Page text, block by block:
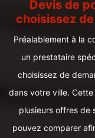
Devis de
choisissez
Préalablement à la
un prestataire
choisissez de
dans votre ville.
plusieurs offres de
pouvez comparer